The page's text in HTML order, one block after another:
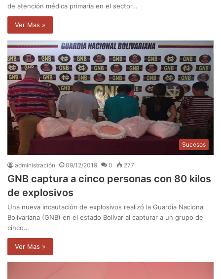
de atención médica primaria en el sector…
Ver Mas »
Sucesos
administración 09/12/2019 0 277
GNB captura a cinco personas con 80 kilos
de explosivos
Una nueva incautación de explosivos realizó la Guardia Nacional
Bolivariana (GNB) en el estado Bolívar al capturar a un grupo de
cinco…
Ver Mas »